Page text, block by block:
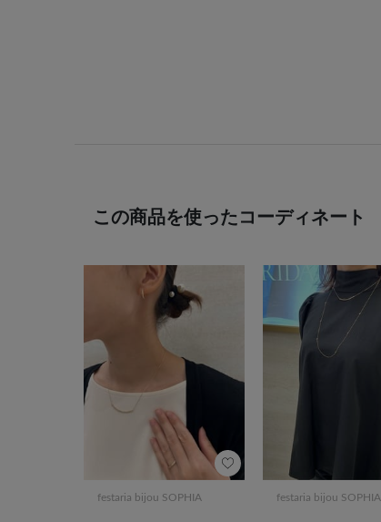
この商品を使ったコーディネート
festaria bijou SOPHIA festaria bijou SOPHIA